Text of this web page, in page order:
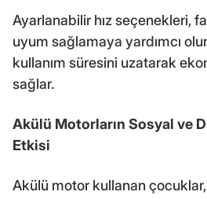
Ayarlanabilir hız seçenekleri,
uyum sağlamaya yardımcı
kullanım süresini uzatarak
sağlar.
Akülü Motorların Sosyal ve
Etkisi
Akülü motor kullanan